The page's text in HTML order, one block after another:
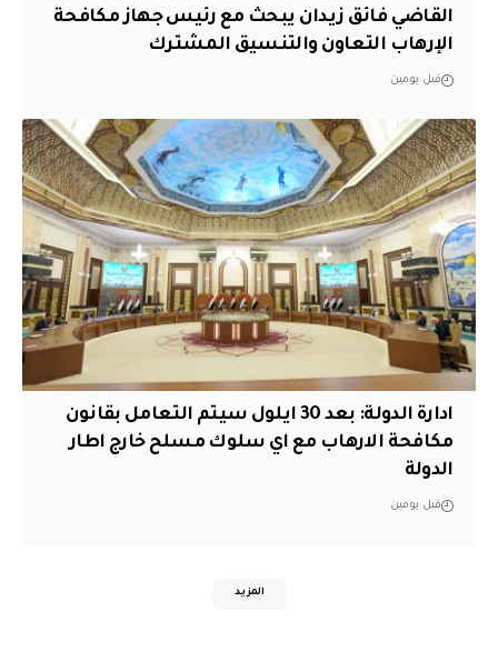
القاضي فائق زيدان يبحث مع رئيس جهاز مكافحة
الإرهاب التعاون والتنسيق المشترك
قبل يومين
ادارة الدولة: بعد 30 ايلول سيتم التعامل بقانون
مكافحة الارهاب مع اي سلوك مسلح خارج اطار
الدولة
قبل يومين
المزيد